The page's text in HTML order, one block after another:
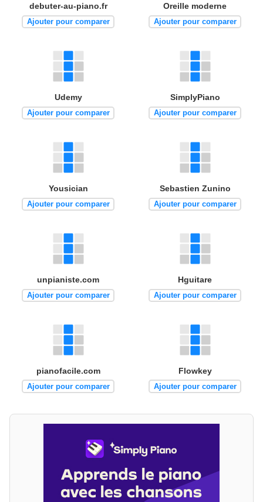
debuter-au-piano.fr
Ajouter pour comparer
Oreille moderne
Ajouter pour comparer
Udemy
Ajouter pour comparer
SimplyPiano
Ajouter pour comparer
Yousician
Ajouter pour comparer
Sebastien Zunino
Ajouter pour comparer
unpianiste.com
Ajouter pour comparer
Hguitare
Ajouter pour comparer
pianofacile.com
Ajouter pour comparer
Flowkey
Ajouter pour comparer